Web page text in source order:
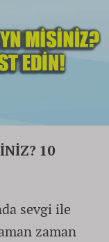
10
sevgi ile
zaman